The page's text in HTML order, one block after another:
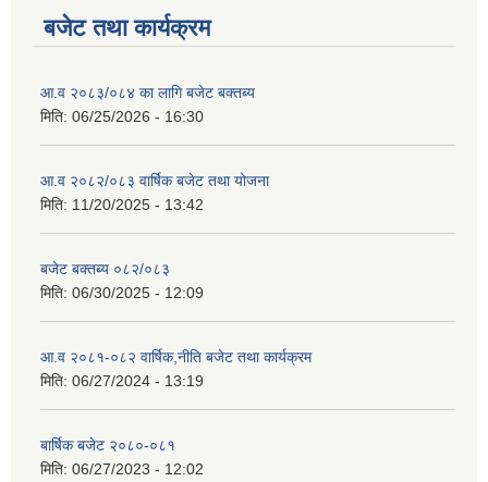
बजेट तथा कार्यक्रम
आ.व २०८३/०८४ का लागि बजेट बक्तब्य
मिति: 06/25/2026 - 16:30
आ.व २०८२/०८३ वार्षिक बजेट तथा योजना
मिति: 11/20/2025 - 13:42
बजेट बक्तब्य ०८२/०८३
मिति: 06/30/2025 - 12:09
आ.व २०८१-०८२ वार्षिक,नीति बजेट तथा कार्यक्रम
मिति: 06/27/2024 - 13:19
बार्षिक बजेट २०८०-०८१
मिति: 06/27/2023 - 12:02